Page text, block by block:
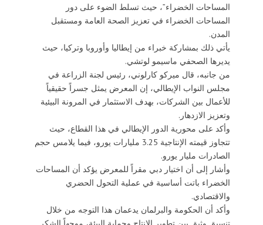
المساحات الخضراء”، حيث تسلط الضوء على دور
المساحات الخضراء في تعزيز الصحة العامة ومستقبل
المدن.
يأتي ذلك بمشاركة خبراء من إيطاليا وأوروبا وتركيا، حيث
يديرها الصحفي ماسيمو لوتشي.
من جانبه، قال ميركو كارلوني، رئيس لجنة الزراعة في
مجلس النواب الإيطالي، إن المعرض يمثل جسراً حقيقياً
للأعمال بين الشركات، بهدف الاستثمار في المرونة البيئية
وتعزيز الازدهار.
وأكد على محورية الدور الإيطالي في هذا القطاع، حيث
تتجاوز قيمته الإنتاجية 3.25 مليارات يورو، فيما يلامس حجم
الصادرات مليار يورو.
وأشار إلى أن اختيار دبي مقراً للمعرض يؤكد أن المساحات
الخضراء باتت أساسية في عملية التحول الحضري
والاقتصادي.
وأكد أن الحكومة والبرلمان يدعمان هذا التوجه من خلال